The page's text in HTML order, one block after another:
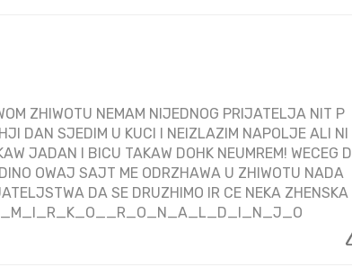
ZHIWOTU NEMAM NIJEDNOG PRIJATELJA NIT P
DAN SJEDIM U KUCI I NEIZLAZIM NAPOLJE ALI NI
JADAN I BICU TAKAW DOHK NEUMREM! WECEG D
OWAJ SAJT ME ODRZHAWA U ZHIWOTU NADA
DA SE DRUZHIMO IR CE NEKA ZHENSKA